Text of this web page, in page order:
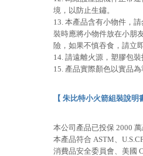
境，以防止生鏽。
13. 本產品含有小物件，
裝時應將小物件放在小朋
險，如果不慎吞食，請立
14. 請遠離火源，塑膠包裝
15. 產品實際顏色以實品為
【 朱比特小火箭組裝說明
本公司產品已投保 2000 萬
本產品符合 ASTM、
消費品安全委員會、美國